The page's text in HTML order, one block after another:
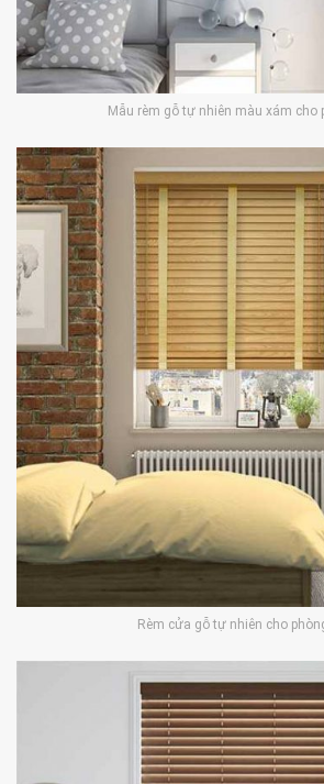
Mẫu rèm gỗ tự nhiên màu xám cho
Rèm cửa gỗ tự nhiên cho